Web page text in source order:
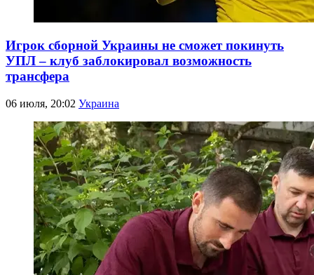
Игрок сборной Украины не сможет покинуть
УПЛ – клуб заблокировал возможность
трансфера
06 июля, 20:02 Украина